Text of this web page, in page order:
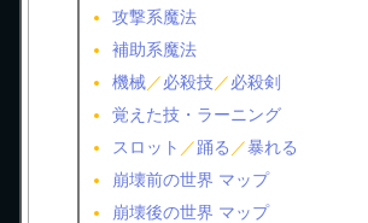
攻撃系魔法
補助系魔法
機械／必殺技／必殺剣
覚えた技・ラーニング
スロット ／踊る ／暴れる
崩壊前の世界 マップ
崩壊後の世界 マップ